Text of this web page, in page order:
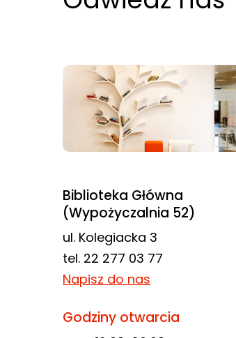
Biblioteka Główna
(Wypożyczalnia 52)
ul. Kolegiacka 3
tel. 22 277 03 77
Napisz do nas
Godziny otwarcia
podczas
odwiedzania naszej
strony, zwiększasz